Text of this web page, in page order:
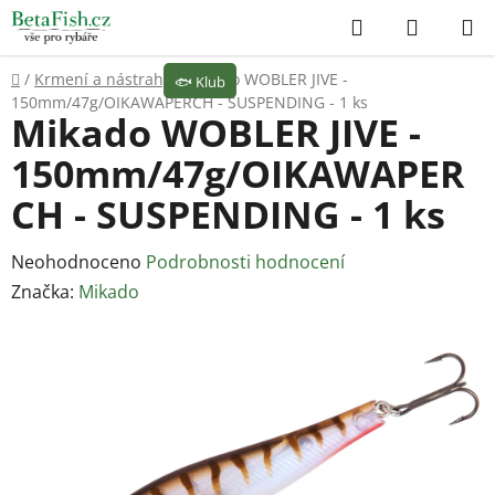
Přejít
na
obsah
Hledat
KOŠÍK
Domů
/ Krmení a nástrahy / Mikado WOBLER JIVE -
150mm/47g/OIKAWAPERCH - SUSPENDING - 1 ks
Mikado WOBLER JIVE -
150mm/47g/OIKAWAPER
CH - SUSPENDING - 1 ks
Průměrné
hodnocení
Neohodnoceno Podrobnosti hodnocení
Značka: Mikado
🐟 Klub